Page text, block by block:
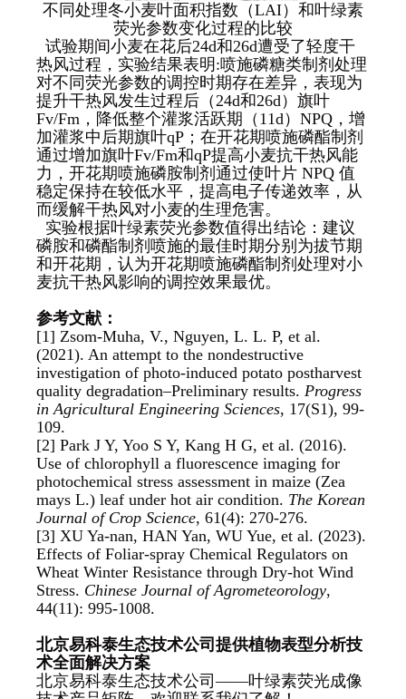
不同处理冬小麦叶面积指数（LAI）和叶绿素
荧光参数变化过程的比较
试验期间小麦在花后24d和26d遭受了轻度干
热风过程，实验结果表明:喷施磷糖类制剂处理
对不同荧光参数的调控时期存在差异，表现为
提升干热风发生过程后（24d和26d）旗叶
Fv/Fm，降低整个灌浆活跃期（11d）NPQ，增
加灌浆中后期旗叶qP；在开花期喷施磷酯制剂
通过增加旗叶Fv/Fm和qP提高小麦抗干热风能
力，开花期喷施磷胺制剂通过使叶片 NPQ 值
稳定保持在较低水平，提高电子传递效率，从
而缓解干热风对小麦的生理危害。
实验根据叶绿素荧光参数值得出结论：建议
磷胺和磷酯制剂喷施的最佳时期分别为拔节期
和开花期，认为开花期喷施磷酯制剂处理对小
麦抗干热风影响的调控效果最优。
参考文献：
[1] Zsom-Muha, V., Nguyen, L. L. P, et al.
(2021). An attempt to the nondestructive
investigation of photo-induced potato postharvest
quality degradation–Preliminary results. Progress
in Agricultural Engineering Sciences, 17(S1), 99-
109.
[2] Park J Y, Yoo S Y, Kang H G, et al. (2016).
Use of chlorophyll a fluorescence imaging for
photochemical stress assessment in maize (Zea
mays L.) leaf under hot air condition. The Korean
Journal of Crop Science, 61(4): 270-276.
[3] XU Ya-nan, HAN Yan, WU Yue, et al. (2023).
Effects of Foliar-spray Chemical Regulators on
Wheat Winter Resistance through Dry-hot Wind
Stress. Chinese Journal of Agrometeorology,
44(11): 995-1008.
北京易科泰生态技术公司 提供植物表型分析技
术全面解决方案
北京易科泰生态技术公司——叶绿素荧光成像